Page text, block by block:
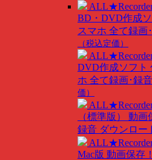
BD・DVD作成
スマホ 全て録画
（税込定価）
DVD作成ソフト
ホ 全て録画･録音
価）
（標準版） 動画
録音 ダウンロー
Mac版 動画保存